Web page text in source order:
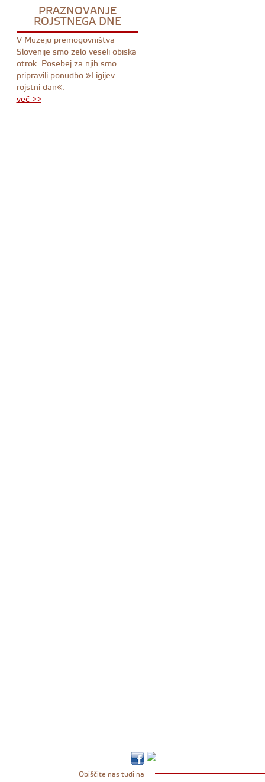
PRAZNOVANJE
ROJSTNEGA DNE
V Muzeju premogovništva
Slovenije smo zelo veseli obiska
otrok. Posebej za njih smo
pripravili ponudbo »Ligijev
rojstni dan«.
več >>
Obiščite nas tudi na